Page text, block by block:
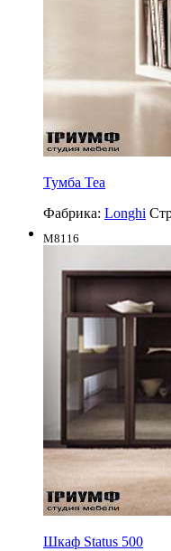
Тумба Tea
Фабрика: Longhi
M8116
Шкаф Status 500